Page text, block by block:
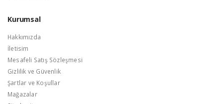
Kurumsal
Hakkımızda
İletisim
Mesafeli Satış Sözleşmesi
Gizlilik ve Güvenlik
Şartlar ve Koşullar
Mağazalar